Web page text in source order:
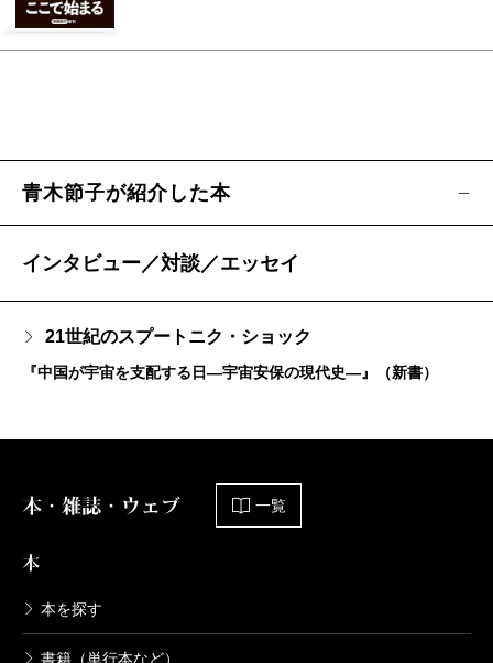
青木節子が紹介した本
インタビュー／対談／エッセイ
21世紀のスプートニク・ショック
『中国が宇宙を支配する日―宇宙安保の現代史―』（新書）
本・雑誌・ウェブ 一覧
本
本を探す
書籍（単行本など）